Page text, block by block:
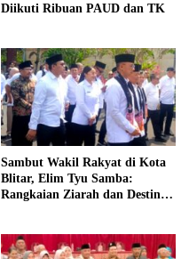
Diikuti Ribuan PAUD dan TK
Sambut Wakil Rakyat di Kota
Blitar, Elim Tyu Samba:
Rangkaian Ziarah dan Destinasi